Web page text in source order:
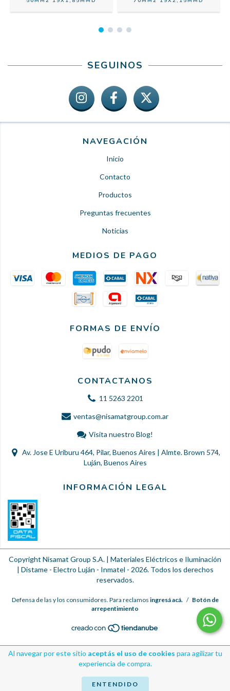
Al navegar por este sitio aceptás el uso de cookies para agilizar tu
experiencia de compra.
ENTENDIDO
SEGUINOS
NAVEGACIÓN
Inicio
Contacto
Productos
Preguntas frecuentes
Noticias
MEDIOS DE PAGO
FORMAS DE ENVÍO
CONTACTANOS
11 5263 2201
ventas@nisamatgroup.com.ar
Visita nuestro Blog!
Av. Jose E Uriburu 464, Pilar, Buenos Aires | Almte. Brown 574,
Luján, Buenos Aires
INFORMACIÓN LEGAL
Copyright Nisamat Group S.A. | Materiales Eléctricos e Iluminación
| Distame - Electro Luján - Inmatel - 2026. Todos los derechos
reservados.
Defensa de las y los consumidores. Para reclamos ingresá acá. / Botón de
arrepentimiento